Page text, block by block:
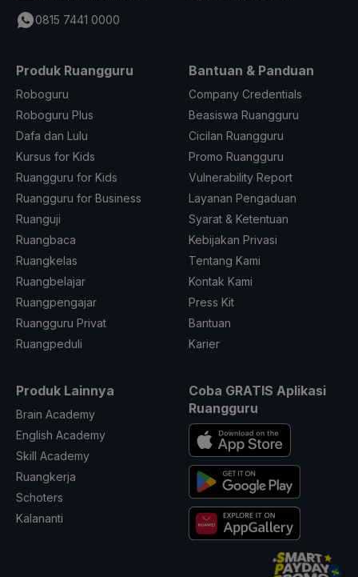
0815 7441 0000
Produk Ruangguru
Roboguru
Roboguru Plus
Dafa dan Lulu
Kursus for Kids
Ruangguru for Kids
Ruangguru for Business
Ruanguji
Ruangbaca
Ruangkelas
Ruangbelajar
Ruangpengajar
Ruangguru Privat
Ruangpeduli
Bantuan & Panduan
Company Credentials
Beasiswa Ruangguru
Cicilan Ruangguru
Promo Ruangguru
Vulnerability Report
Layanan Pengaduan
Syarat & Ketentuan
Kebijakan Privasi
Tentang Kami
Kontak Kami
Press Kit
Bantuan
Karier
Produk Lainnya
Brain Academy
English Academy
Skill Academy
Ruangkerja
Schoters
Kalananti
Coba GRATIS Aplikasi
Ruangguru